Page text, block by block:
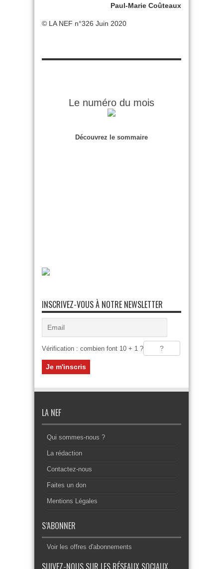
Paul-Marie Coûteaux
© LA NEF n°326 Juin 2020
Le numéro du mois
Découvrez le sommaire
INSCRIVEZ-VOUS À NOTRE NEWSLETTER
Vérification : combien font 10 + 1 ?
LA NEF
Qui sommes-nous ?
La rédaction
Contactez-nous
Faites un don
Mentions Légales
S’ABONNER
Voir les offres d'abonnements
SUIVEZ-NOUS SUR LES RÉSEAUX SOCIAUX